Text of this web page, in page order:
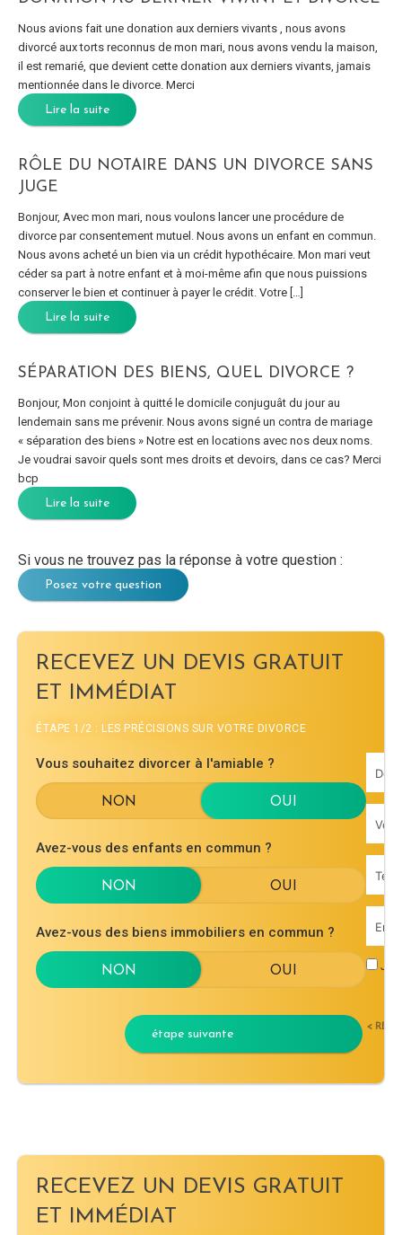
Nous avions fait une donation aux derniers vivants , nous avons
divorcé aux torts reconnus de mon mari, nous avons vendu la maison,
il est remarié, que devient cette donation aux derniers vivants, jamais
mentionnée dans le divorce. Merci
Lire la suite
RÔLE DU NOTAIRE DANS UN DIVORCE SANS
JUGE
Bonjour, Avec mon mari, nous voulons lancer une procédure de
divorce par consentement mutuel. Nous avons un enfant en commun.
Nous avons acheté un bien via un crédit hypothécaire. Mon mari veut
céder sa part à notre enfant et à moi-même afin que nous puissions
conserver le bien et continuer à payer le crédit. Votre […]
Lire la suite
SÉPARATION DES BIENS, QUEL DIVORCE ?
Bonjour, Mon conjoint à quitté le domicile conjuguât du jour au
lendemain sans me prévenir. Nous avons signé un contra de mariage
« séparation des biens » Notre est en locations avec nos deux noms.
Je voudrai savoir quels sont mes droits et devoirs, dans ce cas? Merci
bcp
Lire la suite
Si vous ne trouvez pas la réponse à votre question :
Posez votre question
RECEVEZ UN DEVIS GRATUIT
ET IMMÉDIAT
ÉTAPE 1/2 : LES PRÉCISIONS SUR VOTRE DIVORCE
Vous souhaitez divorcer à l'amiable ?
Avez-vous des enfants en commun ?
Avez-vous des biens immobiliers en commun ?
étape suivante <
RECEVEZ UN DEVIS GRATUIT
ET IMMÉDIAT